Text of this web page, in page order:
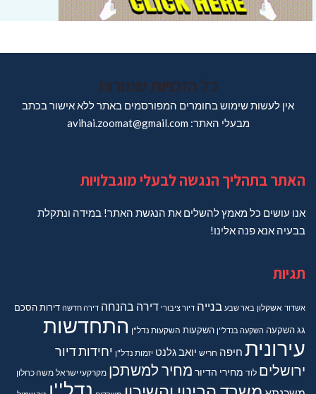
כל הזכויות שמורות
אין לעשות שימוש בחומרים המפורסמים באתר ללא אישור בכתב
מבעלי האתר: avihai.zoomat@gmail.com
האתר בתהליך הנגשה לבעלי מוגבלויות
אנו עושים כל מאמץ להשלים את הנגשת האתר! במידה ונתקלת
בבעיה אנא פנה אלינו!
תגיות
אשדוד אשקלון באר שבע בנייה דיור ציבורי דירה בהנחה דירה חדשה דירותהסכם
גגהשקעה השקעה בנדל"ן השקעות השקעות נדל"ן התחדשות
עירונית חיפה חריש יואב גלנט יזמות נדל"ן יחידות דיור
ירושלים לוד מחירי הדיור מחיר למשתכן מקרקעי ישראל משה כחלון